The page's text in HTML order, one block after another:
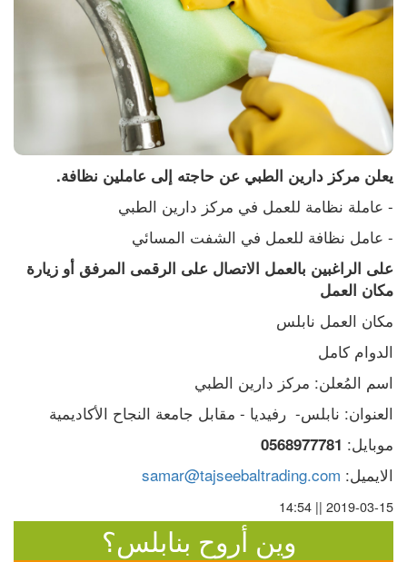
يعلن مركز دارين الطبي عن حاجته إلى عاملين نظافة.
- عاملة نظامة للعمل في مركز دارين الطبي
- عامل نظافة للعمل في الشفت المسائي
مكان العمل
مكان العمل نابلس
الدوام كامل
اسم المُعلن: مركز دارين الطبي
العنوان: نابلس-  رفيديا - مقابل جامعة النجاح الأكاديمية
موبايل: 0568977781
الايميل: samar@tajseebaltrading.com
2019-03-15 || 14:54
وين أروح بنابلس؟